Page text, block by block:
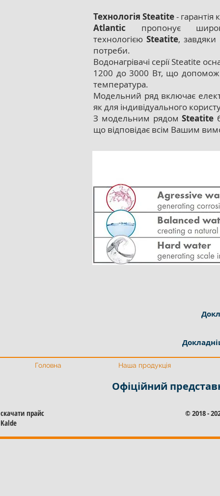
Технологія Steatite- гарантія
Atlantic пропонує
технологієюSteatite,
потреби.
Водонагрівачі серії Steatite
1200 до 3000 Вт, що
температура.
Модельний ряд включає
як для індивідуального
З модельним рядомSteatite
що відповідає всім Вашим
Офіційний представник Калде Офіційний
Головна Наша продукція
Офіційний
скачати прайс
Kalde
© 2018 -